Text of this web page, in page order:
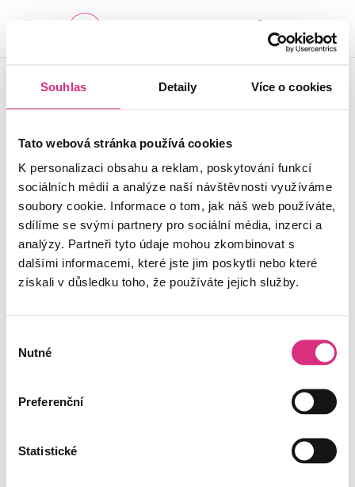
Souhlas Detaily Více o cookies
Tato webová stránka používá cookies
K personalizaci obsahu a reklam, poskytování funkcí
sociálních médií a analýze naší návštěvnosti využíváme
soubory cookie. Informace o tom, jak náš web používáte,
sdílíme se svými partnery pro sociální média, inzerci a
analýzy. Partneři tyto údaje mohou zkombinovat s
dalšími informacemi, které jste jim poskytli nebo které
získali v důsledku toho, že používáte jejich služby.
souhlasu
Nutné
Preferenční
Statistické
Důležité je vědět, že v
SEZNAM CENTER
HOME z.ú. |Cookies